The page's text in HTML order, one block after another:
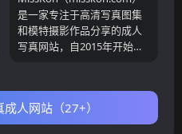
是一家专注于高清写真图集
和模特摄影作品分享的成人
写真网站，自2015年开始运
高质量写真资源。根据网站
公开介绍，平台主要以免费
分享图片和视频内容为核
人网站（27+）